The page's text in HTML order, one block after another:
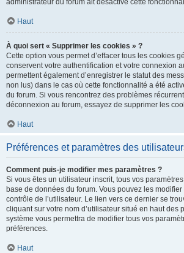
administrateur du forum ait désactivé cette
Haut
À quoi sert « Supprimer les cookies » ?
Cette option vous permet d’effacer tous les cookies
conservent votre authentification et votre connexion
permettent également d’enregistrer le statut des
non lus) dans le cas où cette fonctionnalité a été
du forum. Si vous rencontrez des problèmes
déconnexion au forum, essayez de supprimer les
Haut
Préférences et paramètres des
Comment puis-je modifier mes paramètres ?
Si vous êtes un utilisateur inscrit, tous vos
base de données du forum. Vous pouvez les
contrôle de l’utilisateur. Le lien vers ce dernier se
cliquant sur votre nom d’utilisateur situé en haut des
système vous permettra de modifier tous vos
préférences.
Haut